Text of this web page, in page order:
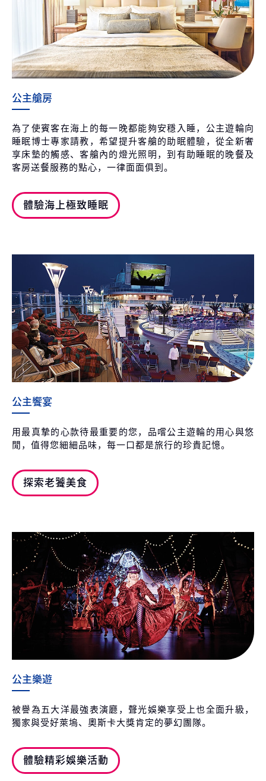
公主艙房
為了使賓客在海上的每一晚都能夠安穩入睡，公主遊輪向
睡眠博士專家請教，希望提升客艙的助眠體驗，從全新奢
享床墊的觸感、客艙內的燈光照明，到有助睡眠的晚餐及
客房送餐服務的點心，一律面面俱到。
體驗海上極致睡眠
公主饗宴
用最真摯的心款待最重要的您，品嚐公主遊輪的用心與悠
閒，值得您細細品味，每一口都是旅行的珍貴記憶。
探索老饕美食
公主樂遊
被譽為五大洋最強表演廳，聲光娛樂享受上也全面升級，
獨家與受好萊塢、奧斯卡大獎肯定的夢幻團隊。
體驗精彩娛樂活動